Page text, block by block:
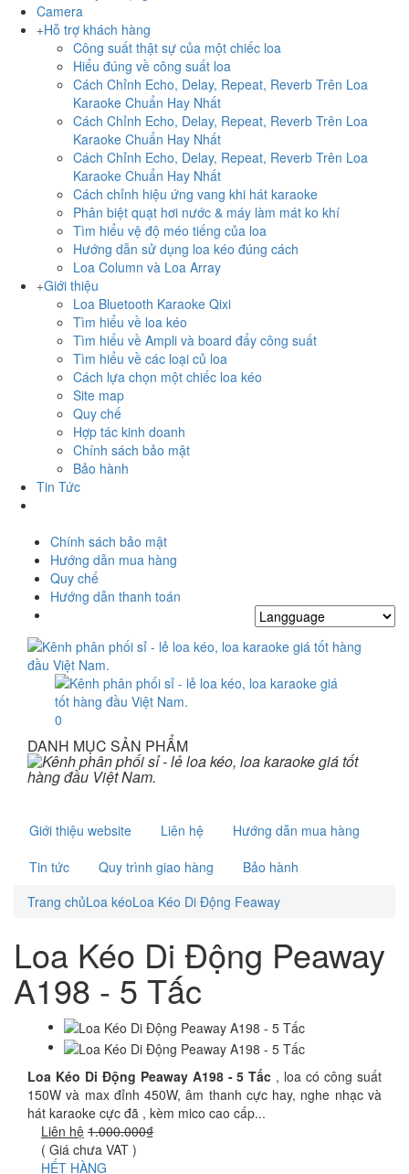
Camera
Hỗ trợ khách hàng
Công suất thật sự của một chiếc loa
Hiểu đúng về công suất loa
Cách Chỉnh Echo, Delay, Repeat, Reverb Trên Loa
Karaoke Chuẩn Hay Nhất
Cách Chỉnh Echo, Delay, Repeat, Reverb Trên Loa
Karaoke Chuẩn Hay Nhất
Cách Chỉnh Echo, Delay, Repeat, Reverb Trên Loa
Karaoke Chuẩn Hay Nhất
Cách chỉnh hiệu ứng vang khi hát karaoke
Phân biệt quạt hơi nước & máy làm mát ko khí
Tìm hiểu vệ độ méo tiếng của loa
Hướng dẫn sử dụng loa kéo đúng cách
Loa Column và Loa Array
Giới thiệu
Loa Bluetooth Karaoke Qixi
Tìm hiểu về loa kéo
Tìm hiểu về Ampli và board đẩy công suất
Tìm hiểu về các loại củ loa
Cách lựa chọn một chiếc loa kéo
Site map
Quy chế
Hợp tác kinh doanh
Chính sách bảo mật
Bảo hành
Tin Tức
Chính sách bảo mật
Hướng dẫn mua hàng
Quy chế
Hướng dẫn thanh toán
0
DANH MỤC SẢN PHẨM
Giới thiệu website Liên hệ
Hướng dẫn mua hàng
Tin tức
Quy trình giao hàng
Bảo hành
Trang chủLoa kéoLoa Kéo Di Động Feaway
Loa Kéo Di Động Peaway
A198 - 5 Tấc
Loa Kéo Di Động Peaway A198 - 5 Tấc , loa có công suất
150W và max đỉnh 450W, âm thanh cực hay, nghe nhạc và
hát karaoke cực đã , kèm mico cao cấp...
Liên hệ 1.000.000₫
( Giá chưa VAT )
HẾT HÀNG